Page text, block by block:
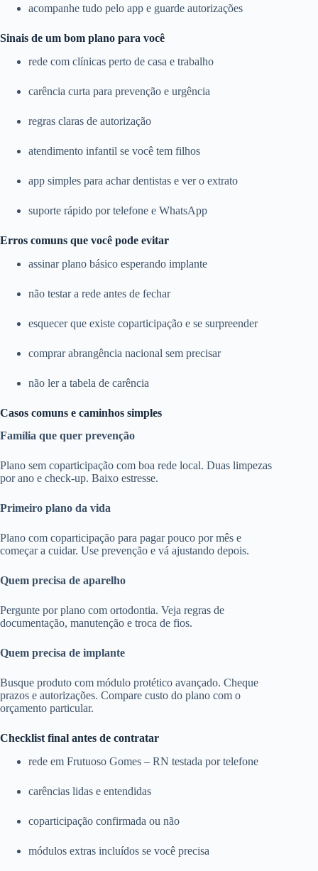
acompanhe tudo pelo app e guarde autorizações
Sinais de um bom plano para você
rede com clínicas perto de casa e trabalho
carência curta para prevenção e urgência
regras claras de autorização
atendimento infantil se você tem filhos
app simples para achar dentistas e ver o extrato
suporte rápido por telefone e WhatsApp
Erros comuns que você pode evitar
assinar plano básico esperando implante
não testar a rede antes de fechar
esquecer que existe coparticipação e se surpreender
comprar abrangência nacional sem precisar
não ler a tabela de carência
Casos comuns e caminhos simples
Família que quer prevenção
Plano sem coparticipação com boa rede local. Duas limpezas
por ano e check-up. Baixo estresse.
Primeiro plano da vida
Plano com coparticipação para pagar pouco por mês e
começar a cuidar. Use prevenção e vá ajustando depois.
Quem precisa de aparelho
Pergunte por plano com ortodontia. Veja regras de
documentação, manutenção e troca de fios.
Quem precisa de implante
Busque produto com módulo protético avançado. Cheque
prazos e autorizações. Compare custo do plano com o
orçamento particular.
Checklist final antes de contratar
rede em Frutuoso Gomes – RN testada por telefone
carências lidas e entendidas
coparticipação confirmada ou não
módulos extras incluídos se você precisa